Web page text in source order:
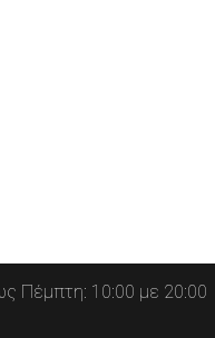
Πέμπτη: 10:00 με 20:00